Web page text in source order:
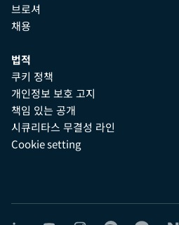
브로셔
채용
법적
쿠키 정책
개인정보 보호 고지
책임 있는 공개
시큐리타스 무결성 라인
Cookie setting